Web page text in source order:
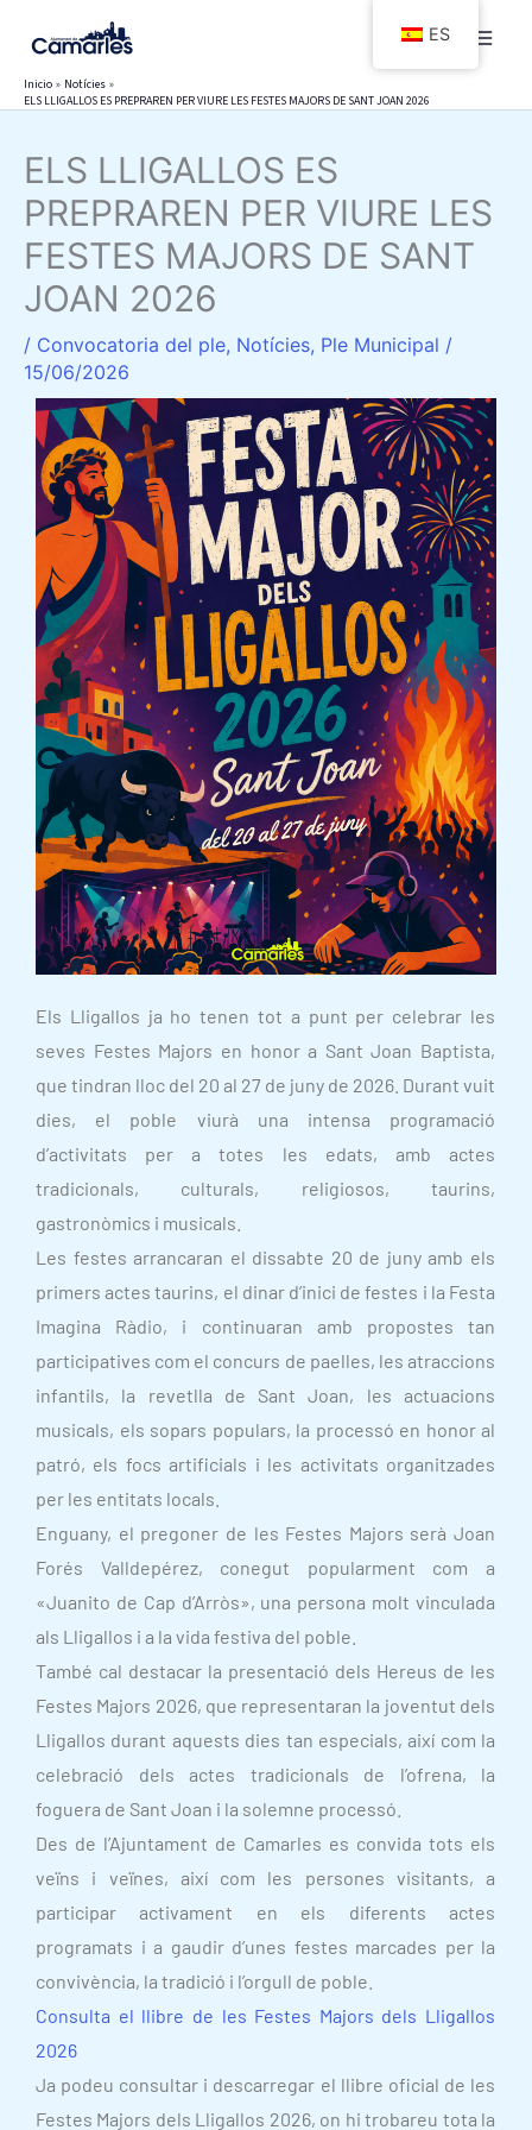
contenido
Inicio
Notícies
ELS LLIGALLOS ES PREPRAREN PER VIURE LES FESTES MAJORS DE SANT JOAN 2026
ELS LLIGALLOS ES
PREPRAREN PER VIURE LES
FESTES MAJORS DE SANT
JOAN 2026
/ Convocatoria del ple, Notícies, Ple Municipal /
15/06/2026
Els Lligallos ja ho tenen tot a punt per celebrar les
seves Festes Majors en honor a Sant Joan Baptista,
que tindran lloc del 20 al 27 de juny de 2026. Durant vuit
dies, el poble viurà una intensa programació
d’activitats per a totes les edats, amb actes
tradicionals, culturals, religiosos, taurins,
gastronòmics i musicals.
Les festes arrancaran el dissabte 20 de juny amb els
primers actes taurins, el dinar d’inici de festes i la Festa
Imagina Ràdio, i continuaran amb propostes tan
participatives com el concurs de paelles, les atraccions
infantils, la revetlla de Sant Joan, les actuacions
musicals, els sopars populars, la processó en honor al
patró, els focs artificials i les activitats organitzades
per les entitats locals.
Enguany, el pregoner de les Festes Majors serà Joan
Forés Valldepérez, conegut popularment com a
«Juanito de Cap d’Arròs», una persona molt vinculada
als Lligallos i a la vida festiva del poble.
També cal destacar la presentació dels Hereus de les
Festes Majors 2026, que representaran la joventut dels
Lligallos durant aquests dies tan especials, així com la
celebració dels actes tradicionals de l’ofrena, la
foguera de Sant Joan i la solemne processó.
Des de l’Ajuntament de Camarles es convida tots els
veïns i veïnes, així com les persones visitants, a
participar activament en els diferents actes
programats i a gaudir d’unes festes marcades per la
convivència, la tradició i l’orgull de poble.
Consulta el llibre de les Festes Majors dels Lligallos
2026
Ja podeu consultar i descarregar el llibre oficial de les
Festes Majors dels Lligallos 2026, on hi trobareu tota la
ES